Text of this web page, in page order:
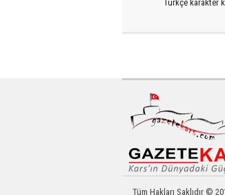
Türkçe karakter
Tüm Hakları Saklıdır ©